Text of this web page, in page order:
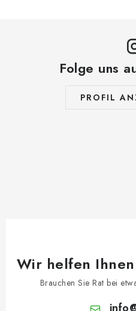
Folge uns
PROFIL
Wir helfen
Brauchen Sie Rat bei